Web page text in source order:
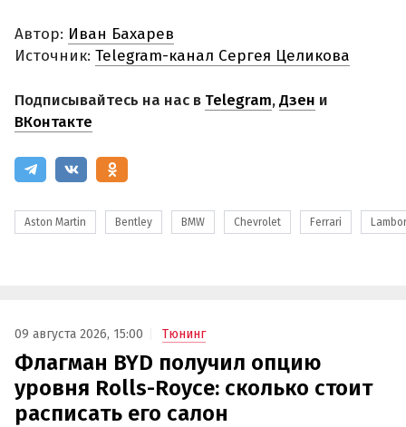
Автор: Иван Бахарев
Источник: Telegram-канал Сергея Целикова
Подписывайтесь на нас в Telegram,Дзен и
ВКонтакте
Aston Martin Bentley BMW Chevrolet Ferrari
09 августа 2026, 15:00 Тюнинг
Флагман BYD получил опцию
уровня Rolls-Royce: сколько стоит
расписать его салон